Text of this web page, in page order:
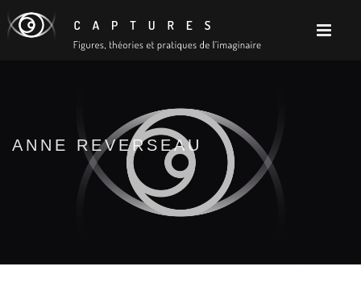
ANNE REVERSEAU